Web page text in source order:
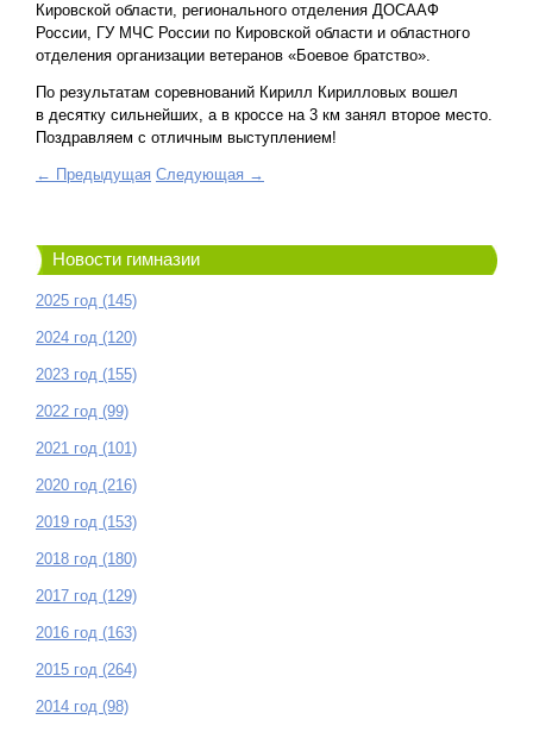
Кировской области, регионального отделения ДОСААФ
России, ГУ МЧС России по Кировской области и областного
отделения организации ветеранов «Боевое братство».
По результатам соревнований Кирилл Кирилловых вошел
в десятку сильнейших, а в кроссе на 3 км занял второе место.
Поздравляем с отличным выступлением!
← Предыдущая Следующая →
Новости гимназии
2025 год (145)
2024 год (120)
2023 год (155)
2022 год (99)
2021 год (101)
2020 год (216)
2019 год (153)
2018 год (180)
2017 год (129)
2016 год (163)
2015 год (264)
2014 год (98)